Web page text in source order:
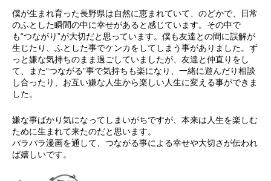
僕が生まれ育った長野県は自然に恵まれていて、のどかで、日常
のふとした瞬間の中に幸せがあると感じています。その中で
も“つながり”が大切だと思っています。僕も友達との間に誤解が
生じたり、ふとした事でケンカをしてしまう事がありました。ず
っと嫌な気持ちのまま過ごしていましたが、友達と仲直りをし
て、また“つながる”事で気持ちも楽になり、一緒に遊んだり相談
し合ったり、お互い嫌な人生から楽しい人生に変える事ができま
した。
嫌な事ばかり気になってしまいがちですが、本来は人生を楽しむ
ために生まれて来たのだと思います。
パラパラ漫画を通して、つながる事による幸せや大切さが伝われ
ば嬉しいです。